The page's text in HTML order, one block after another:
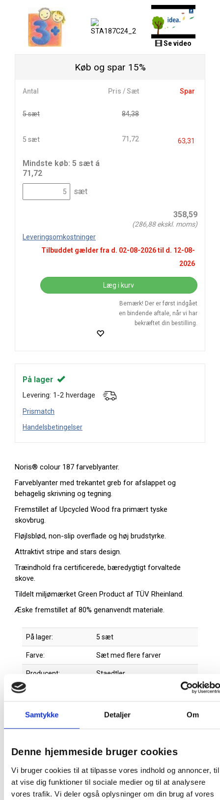
Samtykke Detaljer Om
Denne hjemmeside bruger cookies
Vi bruger cookies til at tilpasse vores indhold og annoncer, til
at vise dig funktioner til sociale medier og til at analysere
vores trafik. Vi deler også oplysninger om din brug af vores
Se video
Køb og spar 15%
Antal Pris / Sæt Spar
5 sæt 84,38
5 sæt 71,72 63,31
Mindste køb: 5 sæt á
71,72
sæt
358,59
(286,88ekskl. moms)
Leveringsomkostninger
Tilbuddet gælder fra d. 02-08-2026til d. 12-08-
2026
Læg i kurv
Bemærk! Der er først indgået
en bindende aftale, når vi har
bekræftet din bestilling.
På lager
Levering: 1-2 hverdage
Prismatch
Handelsbetingelser
Noris® colour 187 farveblyanter.
Farveblyanter med trekantet greb for afslappet og
behagelig skrivning og tegning.
Fremstillet af Upcycled Wood fra primært tyske
skovbrug.
Fløjlsblød, non-slip overflade og høj brudstyrke.
Attraktivt stripe and stars design.
Træindhold fra certificerede, bæredygtigt forvaltede
skove.
Tildelt miljømærket Green Product af TÜV Rheinland.
Æske fremstillet af 80% genanvendt materiale.
På lager: 5 sæt
Farve: Sæt med flere farver
Producent: Staedtler
Relaterede produkter